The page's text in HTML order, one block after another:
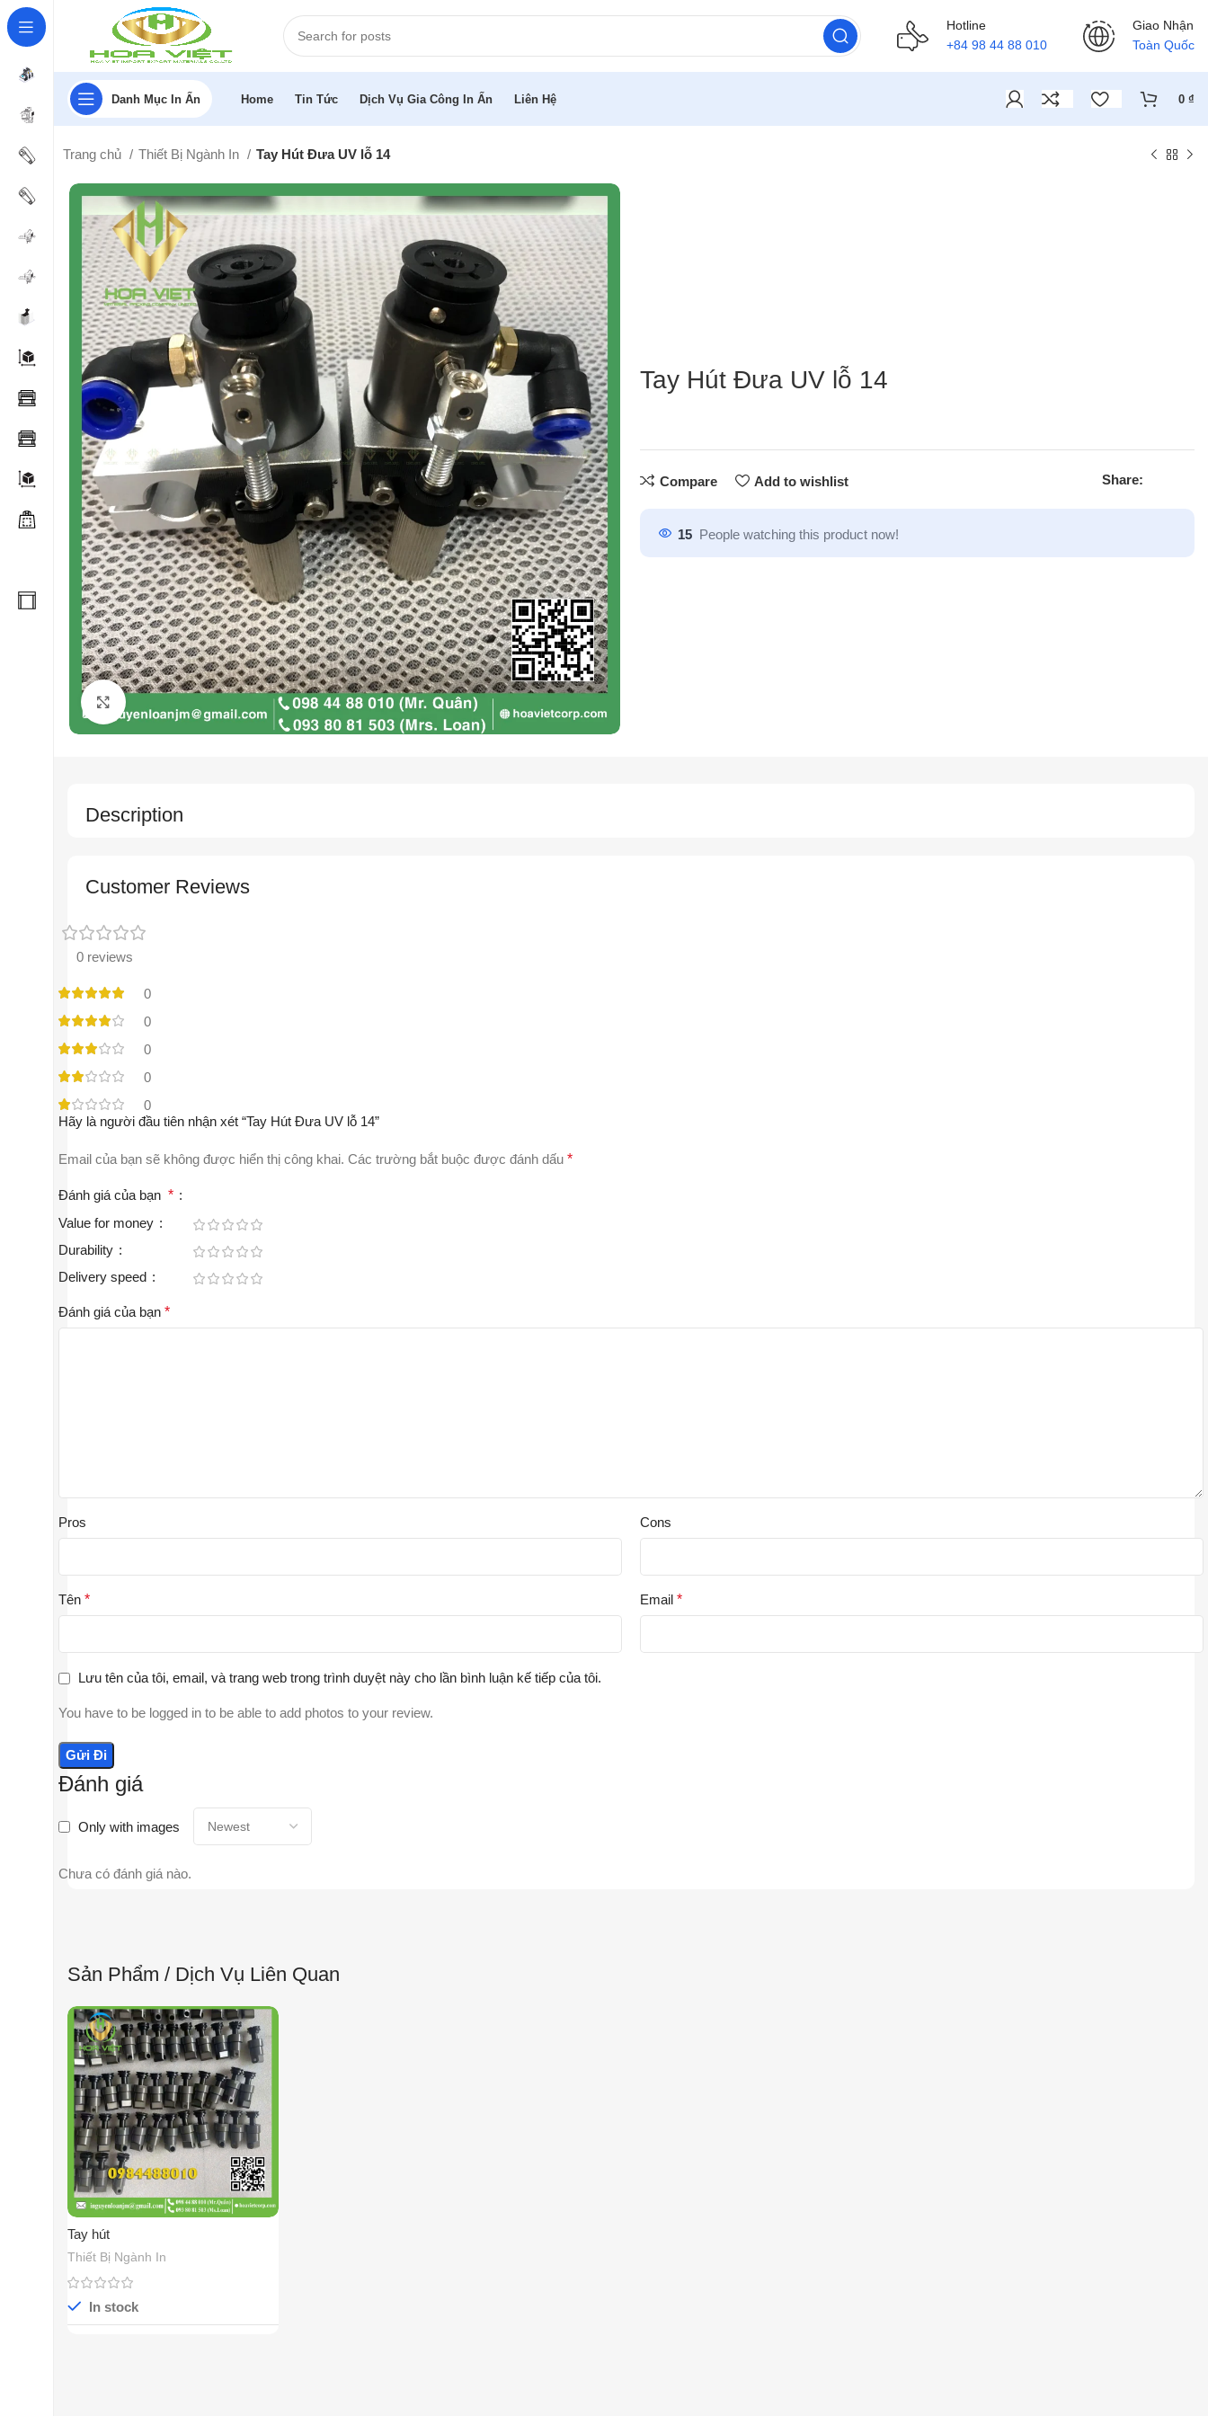
Hotline
+84 98 44 88 010
Giao Nhận
Toàn Quốc
Danh Mục In Ấn Home Tin Tức Dịch Vụ Gia Công In Ấn Liên Hệ 0 ₫
Trang chủ Thiết Bị Ngành In Tay Hút Đưa UV lỗ 14
Tay Hút Đưa UV lỗ 14
Compare Add to wishlist Share:
15 People watching this product now!
Description
Customer Reviews
0 reviews
0
0
0
0
0
Đánh giá
Only with images
Chưa có đánh giá nào.
Hãy là người đầu tiên nhận xét “Tay Hút Đưa UV lỗ 14”
Email của bạn sẽ không được hiển thị công khai. Các trường bắt buộc được đánh dấu *
Đánh giá của bạn *
Value for money
Durability
Delivery speed
Đánh giá của bạn *
Pros Cons
Tên * Email *
Lưu tên của tôi, email, và trang web trong trình duyệt này cho lần bình luận kế tiếp của tôi.
You have to be logged in to be able to add photos to your review.
Sản Phẩm / Dịch Vụ Liên Quan
Tay hút
Thiết Bị Ngành In
In stock